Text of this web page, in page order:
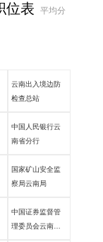
位表 平均分
云南出入境边防
检查总站
中国人民银行云
南省分行
国家矿山安全监
察局云南局
中国证券监督管
理委员会云南监